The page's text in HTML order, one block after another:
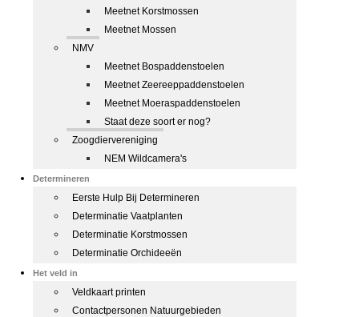
Meetnet Korstmossen
Meetnet Mossen
NMV
Meetnet Bospaddenstoelen
Meetnet Zeereeppaddenstoelen
Meetnet Moeraspaddenstoelen
Staat deze soort er nog?
Zoogdiervereniging
NEM Wildcamera's
Determineren
Eerste Hulp Bij Determineren
Determinatie Vaatplanten
Determinatie Korstmossen
Determinatie Orchideeën
Het veld in
Veldkaart printen
Contactpersonen Natuurgebieden